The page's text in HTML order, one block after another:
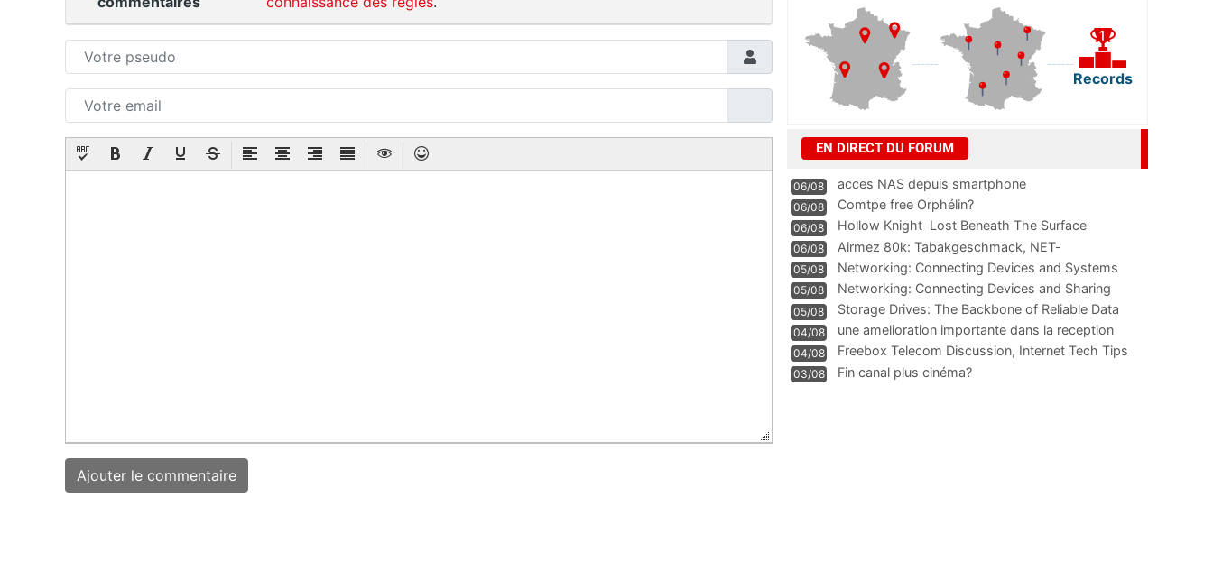
Records
EN DIRECT DU FORUM
06/08 acces NAS depuis smartphone
06/08 Comtpe free Orphélin?
06/08 Hollow Knight  Lost Beneath The Surface
06/08
Airmez 80k: Tabakgeschmack, NET-
Technologie und Leistung im
05/08 Networking: Connecting Devices and Systems
05/08
Networking: Connecting Devices and Sharing
Information
05/08
Storage Drives: The Backbone of Reliable Data
Management
04/08
une amelioration importante dans la reception
WIFI
04/08
Freebox Telecom Discussion, Internet Tech Tips
Communi
03/08 Fin canal plus cinéma?